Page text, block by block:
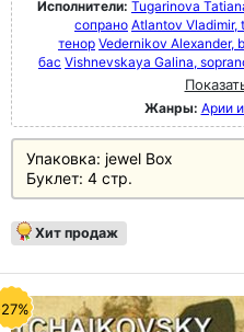
Исполнители: Tugarinova
сопрано Atlantov Vladimir,
тенор Vedernikov Alexander,
бас Vishnevskaya Galina,
Жанры: Арии
Упаковка: jewel Box
Буклет: 4 стр.
Хит продаж